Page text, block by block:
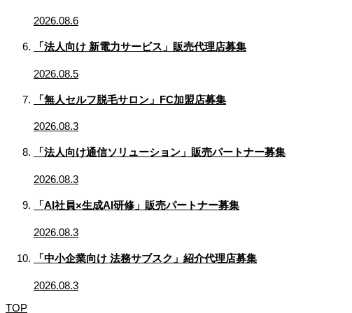
2026.08.6
「法人向け 新電力サービス」販売代理店募集
2026.08.5
「無人セルフ脱毛サロン」FC加盟店募集
2026.08.3
「法人向け通信ソリューション」販売パートナー募集
2026.08.3
「AI社員×生成AI研修」販売パートナー募集
2026.08.3
「中小企業向け 法務サブスク」紹介代理店募集
2026.08.3
TOP